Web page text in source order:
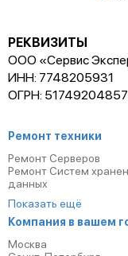
РЕКВИЗИТЫ
ООО «Сервис
ИНН: 7748205931
ОГРН:
Ремонт техники
Ремонт Серверов
Ремонт Систем
данных
Показать ещё
Компания в вашем
Москва